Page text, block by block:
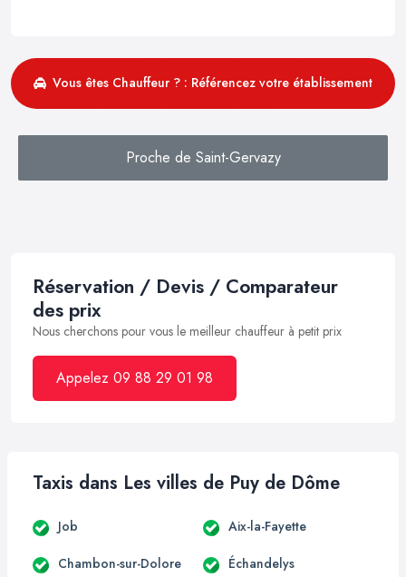
Vous êtes Chauffeur ? : Référencez votre établissement
Proche de Saint-Gervazy
Réservation / Devis / Comparateur
des prix
Nous cherchons pour vous le meilleur chauffeur à petit prix
Appelez 09 88 29 01 98
Taxis dans Les villes de Puy de Dôme
Job Aix-la-Fayette
Chambon-sur-Dolore Échandelys